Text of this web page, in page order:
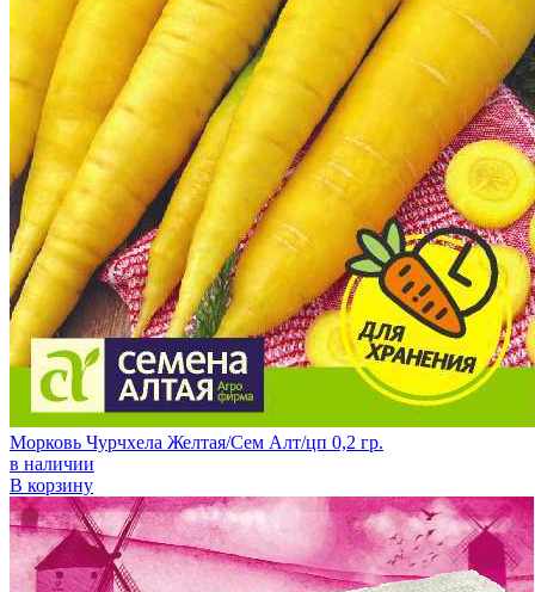
Морковь Чурчхела Желтая/Сем Алт/цп 0,2 гр.
в наличии
В корзину